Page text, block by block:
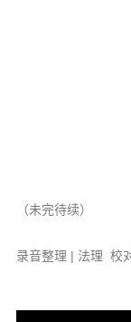
（未完待续）
录音整理 | 法理 校